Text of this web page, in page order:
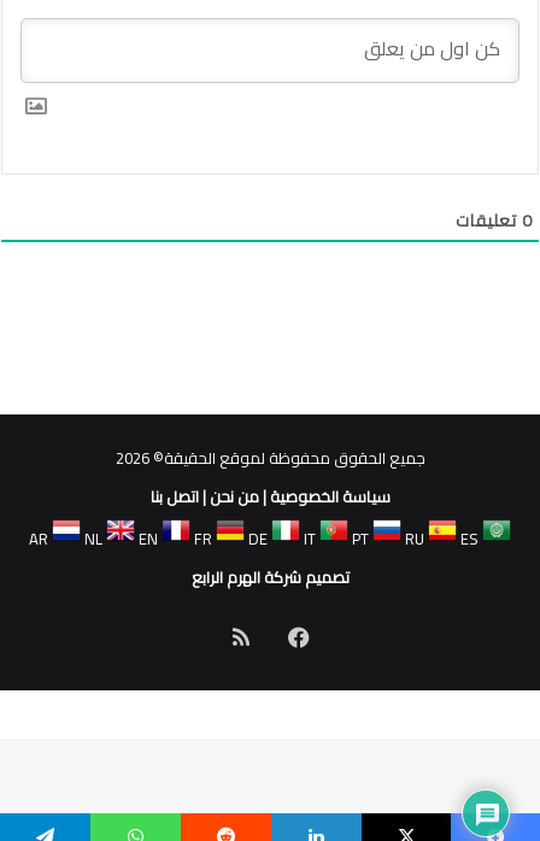
0تعليقات
جميع الحقوق محفوظة لموقع الحقيقة© 2026
سياسة الخصوصية|من نحن|اتصل بنا
AR
NL EN FR DE IT PT RU
ES
تصميم شركة الهرم الرابع
فيسبوك
الموقع